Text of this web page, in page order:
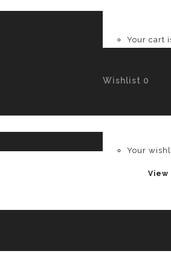
Your cart
Wishlist 0
Your